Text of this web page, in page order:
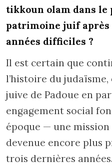
tikkoun olam dans le
patrimoine juif
années difficiles ?
Il est certain que
l’histoire du
juive de Padoue en
engagement social
époque — une
devenue encore plus
trois dernières